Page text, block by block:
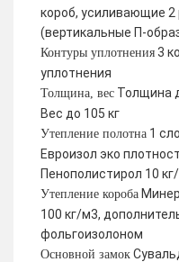
короб, усиливающие 2
(вертикальные П-
Контуры уплотнения 3
уплотнения
Толщина, вес Толщина
Вес до 105 кг
Утепление полотна 1
Евроизол эко
Пенополистирол 10
Утепление короба
100 кг/м3,
фольгоизолоном
Основной замок